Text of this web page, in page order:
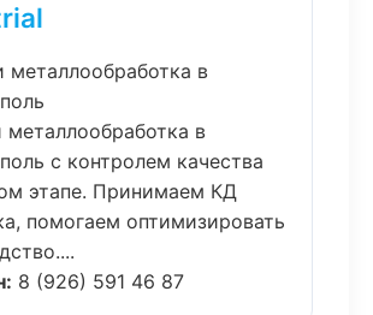
металлообработка в
металлообработка в
с контролем качества
этапе. Принимаем КД
помогаем оптимизировать
8 (926) 591 46 87